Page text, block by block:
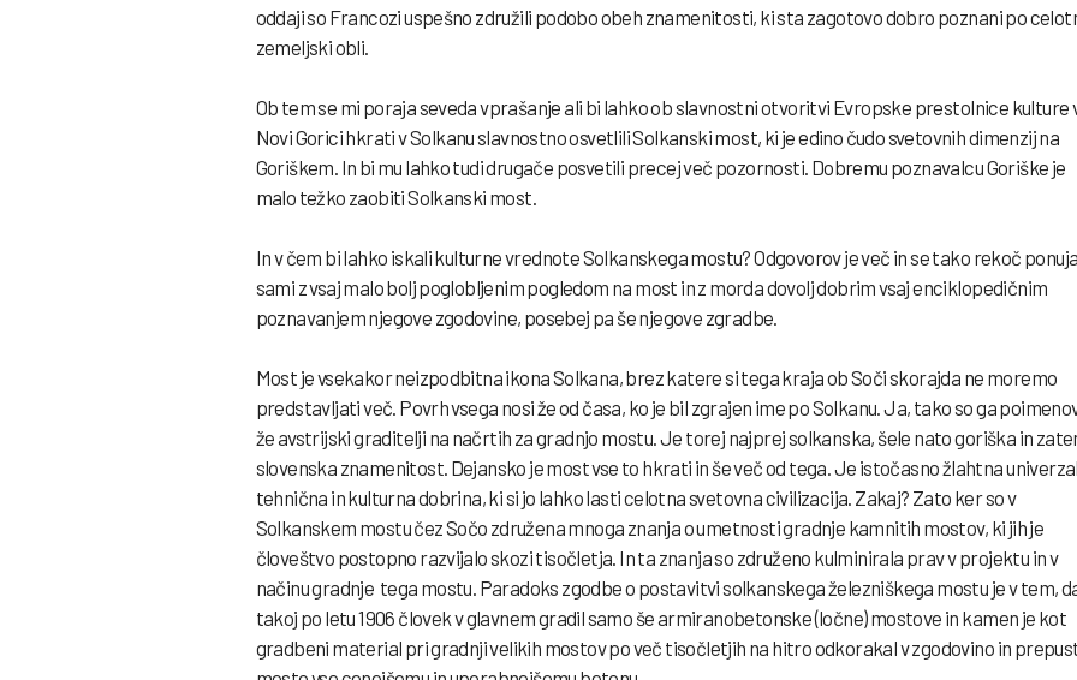
oddaji so Francozi uspešno združili podobo obeh znamenitosti, ki sta zagotovo dobro poznani po
zemeljski obli.
Ob tem se mi poraja seveda vprašanje ali bi lahko ob slavnostni otvoritvi Evropske prestolnice kulture
Novi Gorici hkrati v Solkanu slavnostno osvetlili Solkanski most, ki je edino čudo svetovnih dimenzij na
Goriškem. In bi mu lahko tudi drugače posvetili precej več pozornosti. Dobremu poznavalcu Goriške je
malo težko zaobiti Solkanski most.
In v čem bi lahko iskali kulturne vrednote Solkanskega mostu? Odgovorov je več in se tako rekoč
sami z vsaj malo bolj poglobljenim pogledom na most in z morda dovolj dobrim vsaj enciklopedičnim
poznavanjem njegove zgodovine, posebej pa še njegove zgradbe.
Most je vsekakor neizpodbitna ikona Solkana, brez katere si tega kraja ob Soči skorajda ne moremo
predstavljati več. Povrh vsega nosi že od časa, ko je bil zgrajen ime po Solkanu. Ja, tako so ga
že avstrijski graditelji na načrtih za gradnjo mostu. Je torej najprej solkanska, šele nato goriška in
slovenska znamenitost. Dejansko je most vse to hkrati in še več od tega. Je istočasno žlahtna
tehnična in kulturna dobrina, ki si jo lahko lasti celotna svetovna civilizacija. Zakaj? Zato ker so v
Solkanskem mostu čez Sočo združena mnoga znanja o umetnosti gradnje kamnitih mostov, ki jih je
človeštvo postopno razvijalo skozi tisočletja. In ta znanja so združeno kulminirala prav v projektu in v
načinu gradnje tega mostu. Paradoks zgodbe o postavitvi solkanskega železniškega mostu je v tem,
takoj po letu 1906 človek v glavnem gradil samo še armiranobetonske (ločne) mostove in kamen je kot
gradbeni material pri gradnji velikih mostov po več tisočletjih na hitro odkorakal v zgodovino in